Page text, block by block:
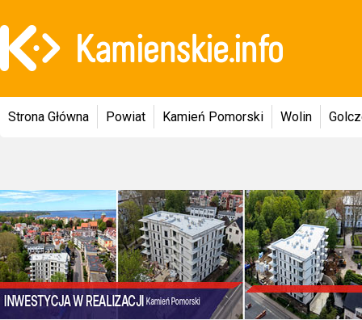
Strona Główna Powiat Kamień Pomorski Wolin